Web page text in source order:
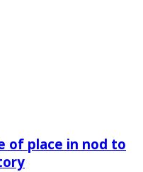
of place in nod to